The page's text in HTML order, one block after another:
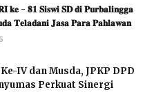
𝐤𝐞 - 𝟖𝟏 𝐒𝐢𝐬𝐰𝐢 𝐒𝐃 𝐝𝐢 𝐏𝐮𝐫𝐛𝐚𝐥𝐢𝐧𝐠𝐠𝐚
𝐓𝐞𝐥𝐚𝐝𝐚𝐧𝐢 𝐉𝐚𝐬𝐚 𝐏𝐚𝐫𝐚 𝐏𝐚𝐡𝐥𝐚𝐰𝐚𝐧
IV dan Musda, JPKP DPD
Perkuat Sinergi